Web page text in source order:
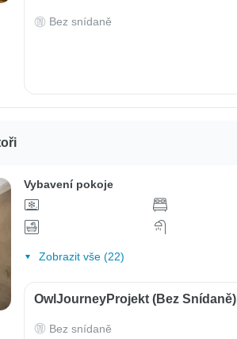
Bez snídaně
Vybavení pokoje
Zobrazit vše (22)
OwlJourneyProjekt (bez Snídaně)
Bez snídaně